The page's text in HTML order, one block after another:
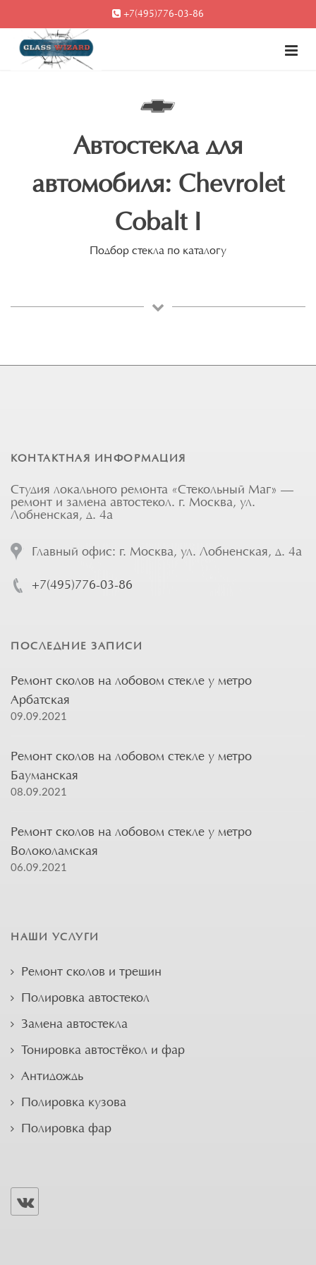
+7(495)776-03-86
Автостекла для
автомобиля: Chevrolet
Cobalt I
Подбор стекла по каталогу
КОНТАКТНАЯ ИНФОРМАЦИЯ
Студия локального ремонта «Стекольный Маг» —
ремонт и замена автостекол. г. Москва, ул.
Лобненская, д. 4а
Главный офис: г. Москва, ул. Лобненская, д. 4а
+7(495)776-03-86
ПОСЛЕДНИЕ ЗАПИСИ
Ремонт сколов на лобовом стекле у метро
Арбатская
09.09.2021
Ремонт сколов на лобовом стекле у метро
Бауманская
08.09.2021
Ремонт сколов на лобовом стекле у метро
Волоколамская
06.09.2021
НАШИ УСЛУГИ
Ремонт сколов и трещин
Полировка автостекол
Замена автостекла
Тонировка автостёкол и фар
Антидождь
Полировка кузова
Полировка фар